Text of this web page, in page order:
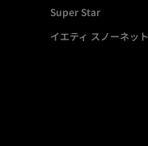
Super Star
イエティ スノーネット